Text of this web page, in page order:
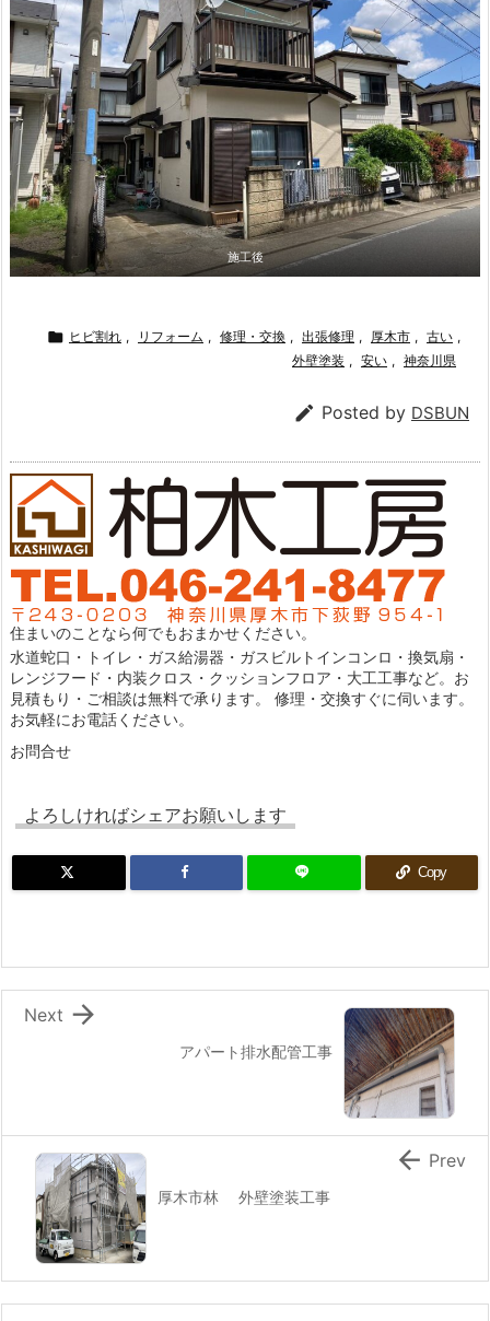
施工後
 ヒビ割れ , リフォーム , 修理・交換 , 出張修理 , 厚木市 , 古い ,
外壁塗装 , 安い , 神奈川県
 Posted by DSBUN
住まいのことなら何でもおまかせください。
水道蛇口・トイレ・ガス給湯器・ガスビルトインコンロ・換気扇・
レンジフード・内装クロス・クッションフロア・大工工事など。お
見積もり・ご相談は無料で承ります。 修理・交換すぐに伺います。
お気軽にお電話ください。
お問合せ
よろしければシェアお願いします
Copy
アパート排水配管工事

Next
厚木市林 外壁塗装工事
 Prev